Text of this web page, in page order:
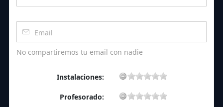
No compartiremos tu email con nadie
Instalaciones:
Profesorado: